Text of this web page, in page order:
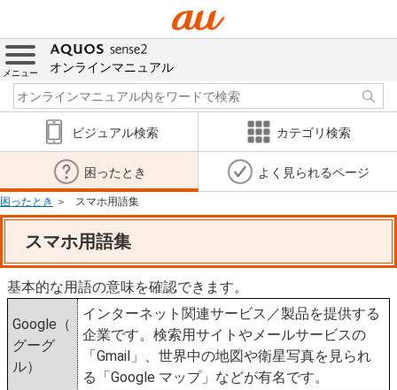
メニュー オンラインマニュアル
ビジュアル検索 カテゴリ検索
困ったとき よく見られるページ
困ったとき スマホ用語集
スマホ用語集
基本的な用語の意味を確認できます。
Google（
グーグ
ル）
インターネット関連サービス／製品を提供する
企業です。検索用サイトやメールサービスの
「Gmail」、世界中の地図や衛星写真を見られ
る「Google マップ」などが有名です。